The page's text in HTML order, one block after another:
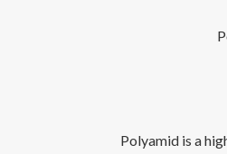
Polyamid is a